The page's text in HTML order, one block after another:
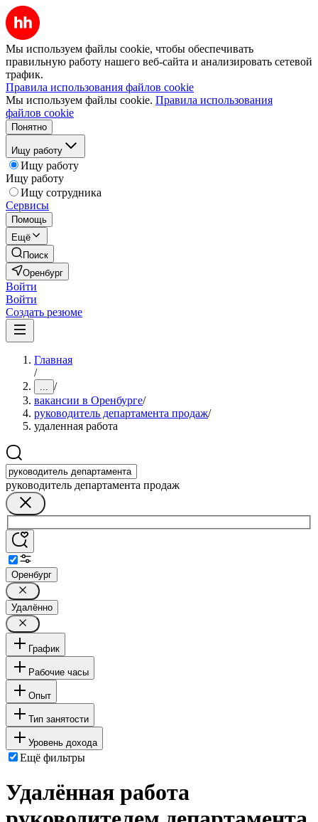
Мы используем файлы cookie, чтобы обеспечивать
правильную работу нашего веб-сайта и анализировать сетевой
трафик.
Правила использования файлов cookie
Мы используем файлы cookie. Правила использования
файлов cookie
Понятно
Ищу работу
Ищу работу
Ищу работу
Ищу сотрудника
Сервисы
Помощь
Ещё
Поиск
Оренбург
Войти
Войти
Создать резюме
Главная
/
... /
вакансии в Оренбурге/
руководитель департамента продаж/
удаленная работа
руководитель департамента продаж
Оренбург
Удалённо
График
Рабочие часы
Опыт
Тип занятости
Уровень дохода
Ещё фильтры
Удалённая работа